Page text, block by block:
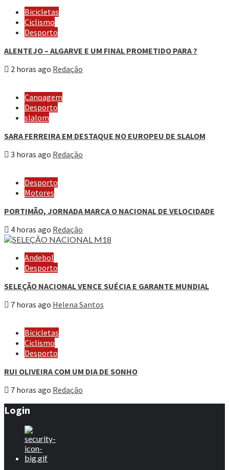
Bicicletas
Ciclismo
Desporto
ALENTEJO – ALGARVE E UM FINAL PROMETIDO PARA ?
2 horas ago Redação
Canoagem
Desporto
slalom
SARA FERREIRA EM DESTAQUE NO EUROPEU DE SLALOM
3 horas ago Redação
Desporto
Motores
PORTIMÃO, JORNADA MARCA O NACIONAL DE VELOCIDADE
4 horas ago Redação
Andebol
Desporto
SELEÇÃO NACIONAL VENCE SUÉCIA E GARANTE MUNDIAL
7 horas ago Helena Santos
Bicicletas
Ciclismo
Desporto
RUI OLIVEIRA COM UM DIA DE SONHO
7 horas ago Redação
Login